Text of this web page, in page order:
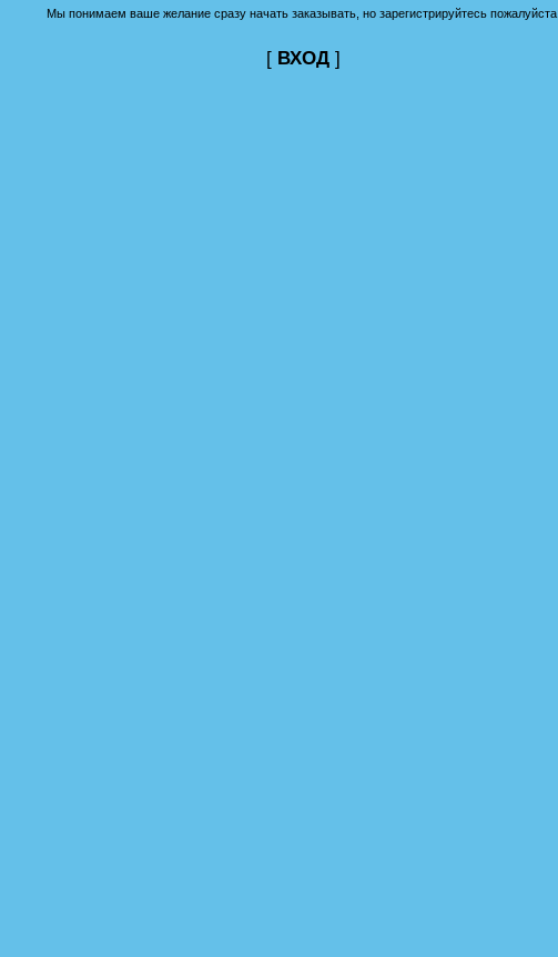
Мы понимаем ваше желание сразу начать заказывать, но зарегистрируйтесь пожалуйста.
[ ВХОД ]